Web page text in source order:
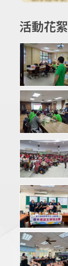
活動花絮